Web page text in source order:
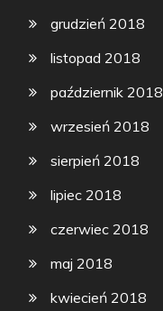
grudzień 2018
listopad 2018
październik 2018
wrzesień 2018
sierpień 2018
lipiec 2018
czerwiec 2018
maj 2018
kwiecień 2018